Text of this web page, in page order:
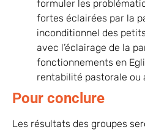
formuler les
fortes éclairées par la
inconditionnel des
avec l’éclairage de la
fonctionnements en
rentabilité pastorale ou
Pour conclure
Les résultats des groupes